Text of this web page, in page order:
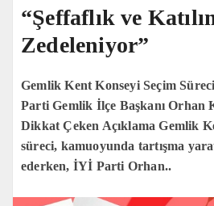
“Şeffaflık ve
Zedeleniyor”
Gemlik Kent Konseyi Seçim
Parti Gemlik İlçe Başkanı Orhan
Dikkat Çeken Açıklama Gemlik
süreci, kamuoyunda tartışma
ederken, İYİ Parti Orhan..